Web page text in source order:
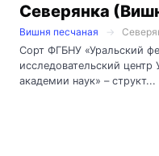
Северянка
Вишня песчаная
Сорт ФГБНУ «Уральский
исследовательский центр
академии наук» – структ...